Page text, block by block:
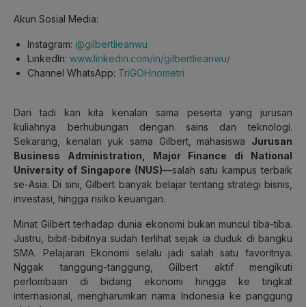
Akun Sosial Media:
Instagram: @gilbertlieanwu
LinkedIn: www.linkedin.com/in/gilbertlieanwu/
Channel WhatsApp: TriGOHnometri
Dari tadi kan kita kenalan sama peserta yang jurusan
kuliahnya berhubungan dengan sains dan teknologi.
Sekarang, kenalan yuk sama Gilbert, mahasiswa Jurusan
Business Administration, Major Finance di National
University of Singapore (NUS)—salah satu kampus terbaik
se-Asia. Di sini, Gilbert banyak belajar tentang strategi bisnis,
investasi, hingga risiko keuangan.
Minat Gilbert terhadap dunia ekonomi bukan muncul tiba-tiba.
Justru, bibit-bibitnya sudah terlihat sejak ia duduk di bangku
SMA. Pelajaran Ekonomi selalu jadi salah satu favoritnya.
Nggak tanggung-tanggung, Gilbert aktif mengikuti
perlombaan di bidang ekonomi hingga ke tingkat
internasional, mengharumkan nama Indonesia ke panggung